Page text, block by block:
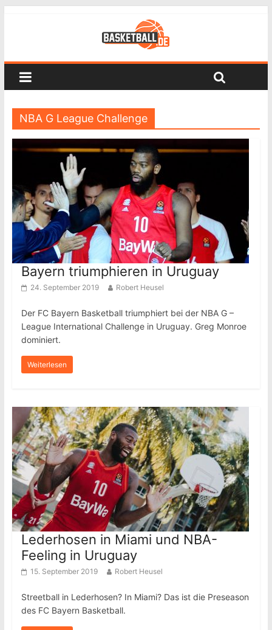
NBA G League Challenge
Bayern triumphieren in Uruguay
24. September 2019 Robert Heusel
Der FC Bayern Basketball triumphiert bei der NBA G –
League International Challenge in Uruguay. Greg Monroe
dominiert.
Weiterlesen
Lederhosen in Miami und NBA-
Feeling in Uruguay
15. September 2019 Robert Heusel
Streetball in Lederhosen? In Miami? Das ist die Preseason
des FC Bayern Basketball.